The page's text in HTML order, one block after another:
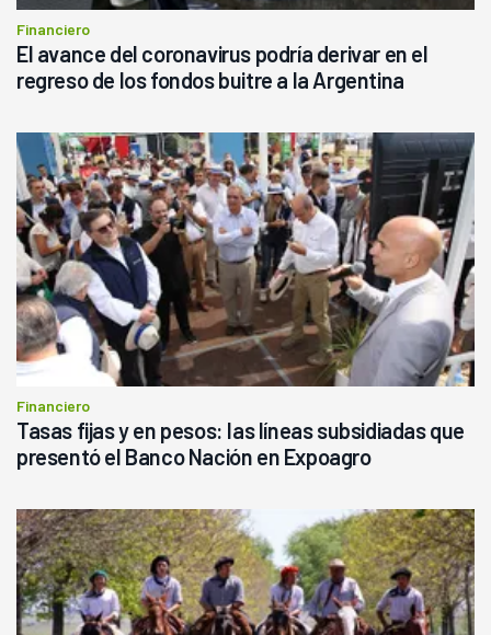
Financiero
El avance del coronavirus podría derivar en el
regreso de los fondos buitre a la Argentina
Financiero
Tasas fijas y en pesos: las líneas subsidiadas que
presentó el Banco Nación en Expoagro